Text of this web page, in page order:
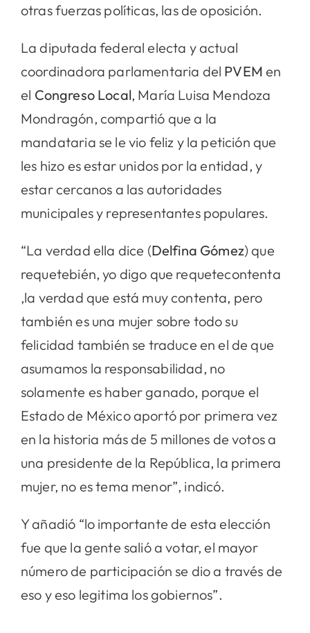
otras fuerzas políticas, las de oposición.
La diputada federal electa y actual
coordinadora parlamentaria del PVEM en
el Congreso Local, María Luisa Mendoza
Mondragón, compartió que a la
mandataria se le vio feliz y la petición que
les hizo es estar unidos por la entidad, y
estar cercanos a las autoridades
municipales y representantes populares.
“La verdad ella dice (Delfina Gómez) que
requetebién, yo digo que requetecontenta
,la verdad que está muy contenta, pero
también es una mujer sobre todo su
felicidad también se traduce en el de que
asumamos la responsabilidad, no
solamente es haber ganado, porque el
Estado de México aportó por primera vez
en la historia más de 5 millones de votos a
una presidente de la República, la primera
mujer, no es tema menor”, indicó.
Y añadió “lo importante de esta elección
fue que la gente salió a votar, el mayor
número de participación se dio a través de
eso y eso legitima los gobiernos”.